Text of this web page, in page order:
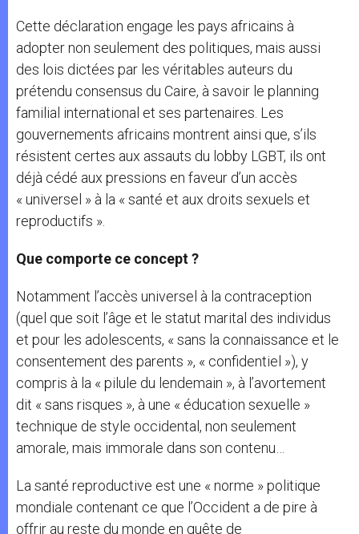
Cette déclaration engage les pays africains à
adopter non seulement des politiques, mais aussi
des lois dictées par les véritables auteurs du
prétendu consensus du Caire, à savoir le planning
familial international et ses partenaires. Les
gouvernements africains montrent ainsi que, s’ils
résistent certes aux assauts du lobby LGBT, ils ont
déjà cédé aux pressions en faveur d’un accès
« universel » à la « santé et aux droits sexuels et
reproductifs ».
Que comporte ce concept ?
Notamment l’accès universel à la contraception
(quel que soit l’âge et le statut marital des individus
et pour les adolescents, « sans la connaissance et le
consentement des parents », « confidentiel »), y
compris à la « pilule du lendemain », à l’avortement
dit « sans risques », à une « éducation sexuelle »
technique de style occidental, non seulement
amorale, mais immorale dans son contenu…
La santé reproductive est une « norme » politique
mondiale contenant ce que l’Occident a de pire à
offrir au reste du monde en quête de